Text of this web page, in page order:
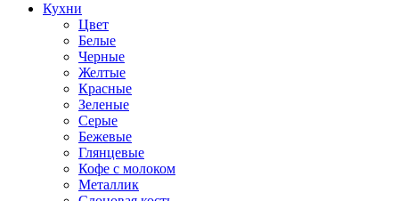
Кухни
Цвет
Белые
Черные
Желтые
Красные
Зеленые
Серые
Бежевые
Глянцевые
Кофе с молоком
Металлик